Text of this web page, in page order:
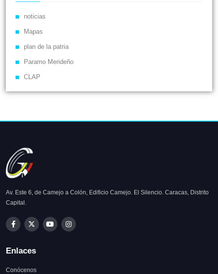
noticias
Mapas
plan de la patria
Paramo Merideño
CLAP
Av. Este 6, de Camejo a Colón, Edificio Camejo. El Silencio. Caracas, Distrito
Capital.
Enlaces
Conócenos